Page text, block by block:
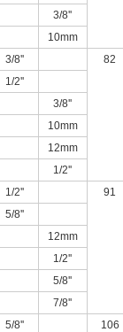
3/8''
10mm
3/8'' 82
1/2''
3/8''
10mm
12mm
1/2''
1/2'' 91
5/8''
12mm
1/2''
5/8''
7/8''
5/8'' 106